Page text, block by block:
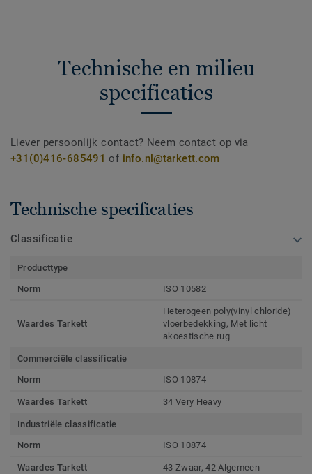
Technische en milieu
specificaties
Liever persoonlijk contact? Neem contact op via
+31(0)416-685491 of info.nl@tarkett.com
Technische specificaties
Classificatie
Producttype
Norm
ISO 10582
Waardes Tarkett
Heterogeen poly(vinyl chloride)
vloerbedekking, Met licht
akoestische rug
Commerciële classificatie
Norm
ISO 10874
Waardes Tarkett 34 Very Heavy
Industriële classificatie
Norm
ISO 10874
Waardes Tarkett 43 Zwaar, 42 Algemeen